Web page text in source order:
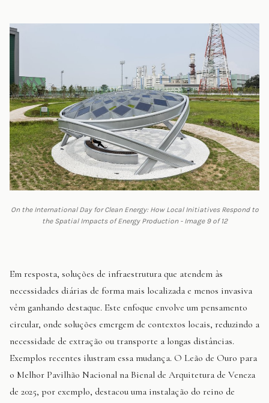
On the International Day for Clean Energy: How Local Initiatives Respond to
the Spatial Impacts of Energy Production - Image 9 of 12
Em resposta, soluções de infraestrutura que atendem às
necessidades diárias de forma mais localizada e menos invasiva
vêm ganhando destaque. Este enfoque envolve um pensamento
circular, onde soluções emergem de contextos locais, reduzindo a
necessidade de extração ou transporte a longas distâncias.
Exemplos recentes ilustram essa mudança. O Leão de Ouro para
o Melhor Pavilhão Nacional na Bienal de Arquitetura de Veneza
de 2025, por exemplo, destacou uma instalação do reino de